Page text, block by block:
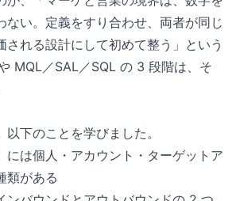
ない。定義をすり合わせ、両者が同じ
される設計にして初めて整う」という
MQL／SAL／SQL の 3 段階は、そ
下のことを学びました。
には個人・アカウント・ターゲットア
類がある